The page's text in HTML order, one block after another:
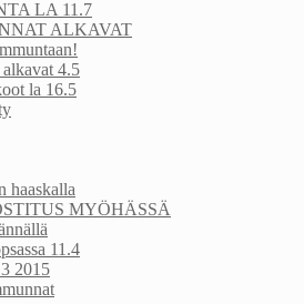
LA 11.7
ALKAVAT
4.5
la 16.5
haaskalla
MYÖHÄSSÄ
11.4
2015